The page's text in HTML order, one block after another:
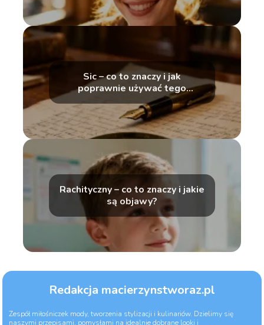
Sic – co to znaczy i jak
poprawnie używać tego
zwrotu?
Rachityczny – co to znaczy i jakie
są objawy?
Redakcja macierzynstworaz.pl
Zespół miłośniczek mody, tworzenia stylizacji i kulinariów. Dzielimy się
naszymi przepisami, pomysłami na idealnie dobrane looki i